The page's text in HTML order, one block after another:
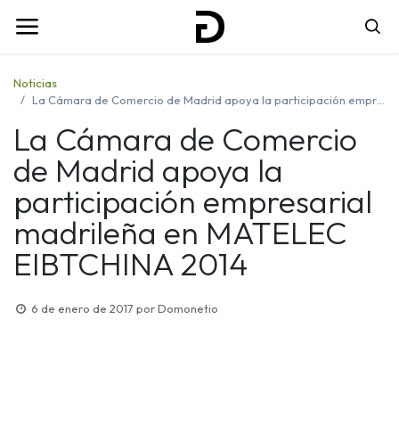
Noticias
La Cámara de Comercio de Madrid apoya la participación empresarial madrileña en MATELEC EIBTCHINA 2014
La Cámara de Comercio
de Madrid apoya la
participación empresarial
madrileña en MATELEC
EIBTCHINA 2014
6 de enero de 2017 porDomonetio